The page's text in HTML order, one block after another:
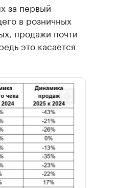
за первый
в розничных
продажи почти
это касается